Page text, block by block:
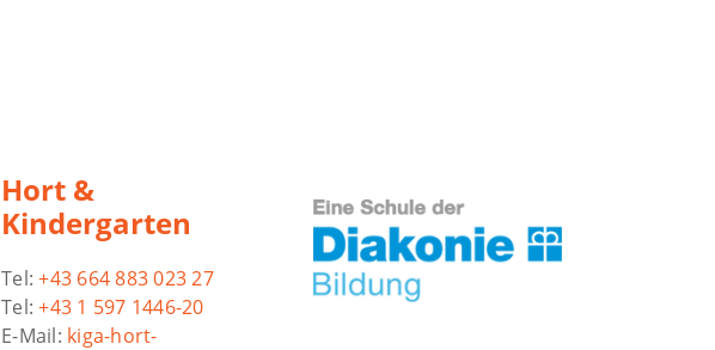
Hort &
Kindergarten
Tel:+43 664 883 023 27
Tel:+43 1 597 1446-20
E-Mail: kiga-hort-